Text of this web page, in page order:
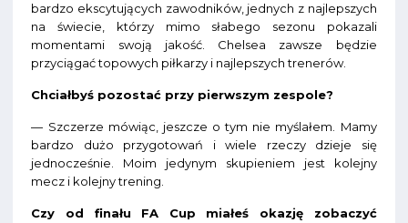
bardzo ekscytujących zawodników, jednych z najlepszych
na świecie, którzy mimo słabego sezonu pokazali
momentami swoją jakość. Chelsea zawsze będzie
przyciągać topowych piłkarzy i najlepszych trenerów.
Chciałbyś pozostać przy pierwszym zespole?
— Szczerze mówiąc, jeszcze o tym nie myślałem. Mamy
bardzo dużo przygotowań i wiele rzeczy dzieje się
jednocześnie. Moim jedynym skupieniem jest kolejny
mecz i kolejny trening.
Czy od finału FA Cup miałeś okazję zobaczyć